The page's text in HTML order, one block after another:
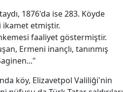
1876'da ise 283. Köyde
ikamet etmiştir.
faaliyet göstermiştir.
Ermeni inançlı, tanınmış
köy, Elizavetpol Valiliği'nin